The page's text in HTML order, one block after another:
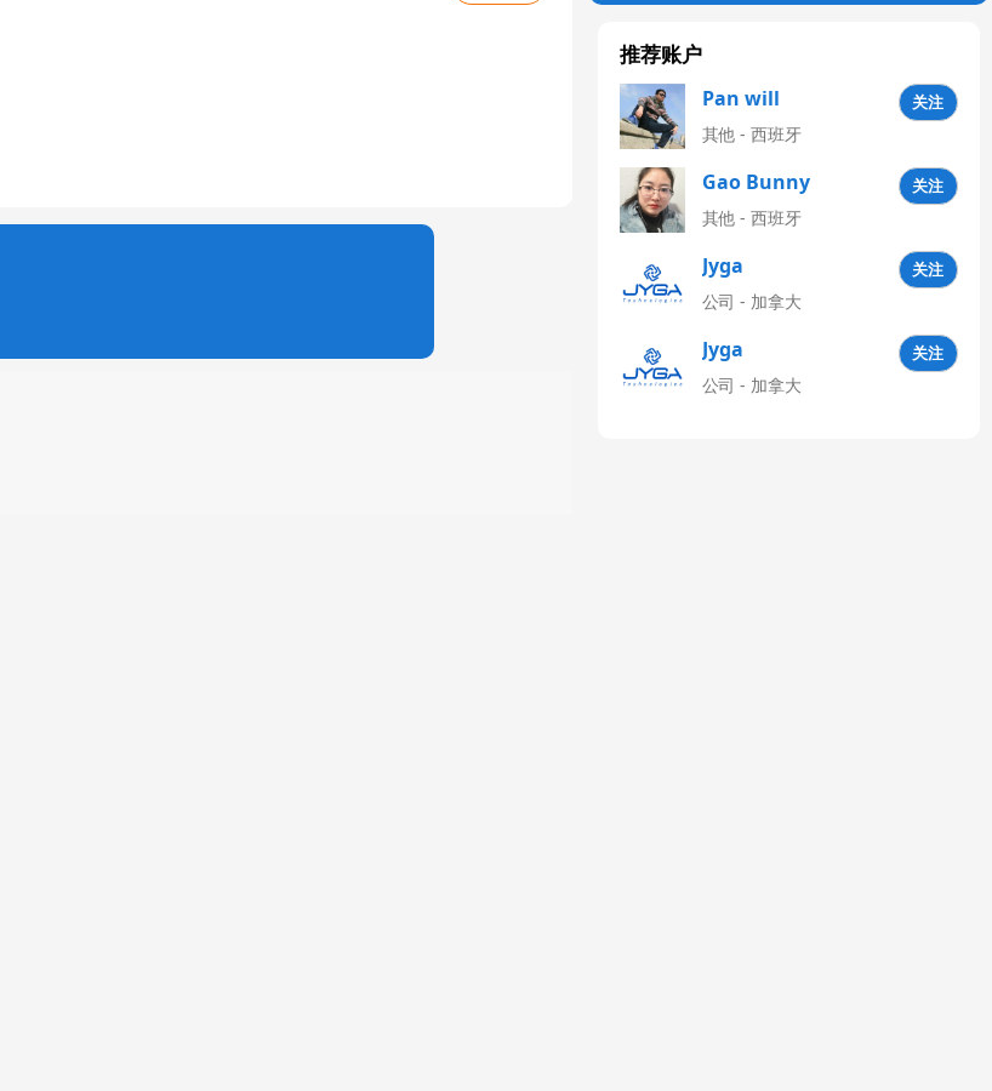
推荐账户
Pan will 关注
其他 - 西班牙
Gao Bunny 关注
其他 - 西班牙
Jyga
Technologies
关注
公司 - 加拿大
Jyga
Technologies
关注
公司 - 加拿大